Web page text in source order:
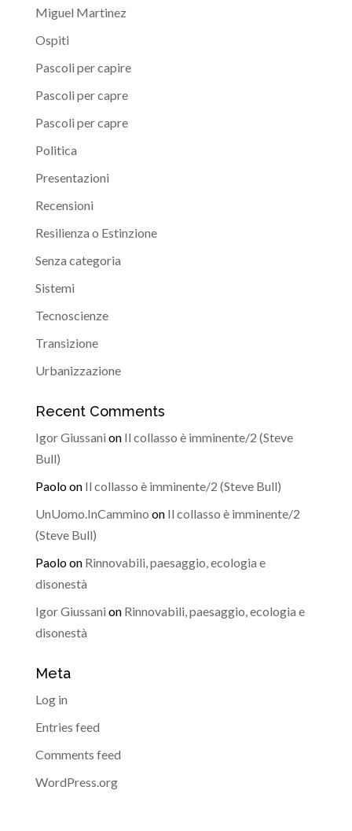
Miguel Martinez
Ospiti
Pascoli per capire
Pascoli per capre
Pascoli per capre
Politica
Presentazioni
Recensioni
Resilienza o Estinzione
Senza categoria
Sistemi
Tecnoscienze
Transizione
Urbanizzazione
Recent Comments
Igor Giussani on Il collasso è imminente/2 (Steve
Bull)
Paoloon Il collasso è imminente/2 (Steve Bull)
UnUomo.InCammino on Il collasso è imminente/2
(Steve Bull)
Paoloon Rinnovabili, paesaggio, ecologia e
disonestà
Igor Giussani on Rinnovabili, paesaggio, ecologia e
disonestà
Meta
Log in
Entries feed
Comments feed
WordPress.org